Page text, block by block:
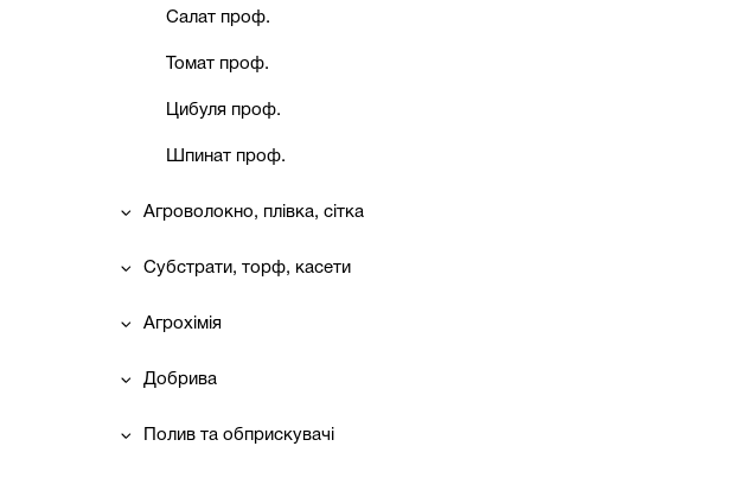
Салат проф.
Томат проф.
Цибуля проф.
Шпинат проф.
Агроволокно, плівка, сітка
Субстрати, торф, касети
Агрохімія
Добрива
Полив та обприскувачі